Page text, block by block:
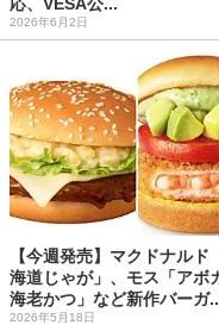
2026年6月2日
【今週発売】マクドナルド
海道じゃが」、モス「アボ
海老かつ」など新作バーガ
2026年5月18日